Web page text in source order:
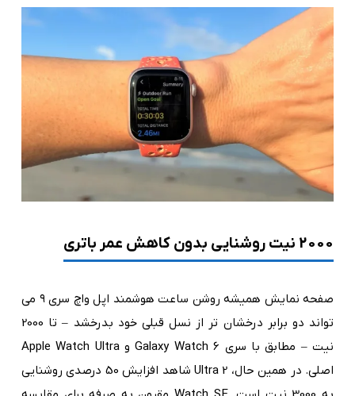
2000 نیت روشنایی بدون کاهش عمر باتری
صفحه نمایش همیشه روشن ساعت هوشمند اپل واچ سری ۹ می
تواند دو برابر درخشان تر از نسل قبلی خود بدرخشد – تا 2000
نیت – مطابق با سری Galaxy Watch 6 و Apple Watch Ultra
اصلی. در همین حال، Ultra 2 شاهد افزایش 50 درصدی روشنایی